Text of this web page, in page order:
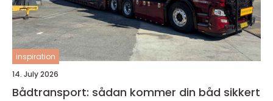
inspiration
14. July 2026
Bådtransport: sådan kommer din båd sikkert